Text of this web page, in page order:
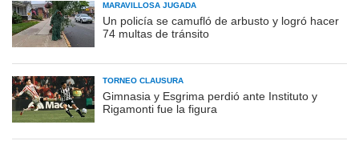
MARAVILLOSA JUGADA
Un policía se camufló de arbusto y logró hacer
74 multas de tránsito
TORNEO CLAUSURA
Gimnasia y Esgrima perdió ante Instituto y
Rigamonti fue la figura